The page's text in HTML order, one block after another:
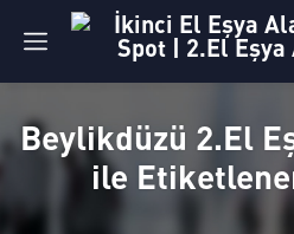
Beylikdüzü 2.El
ile